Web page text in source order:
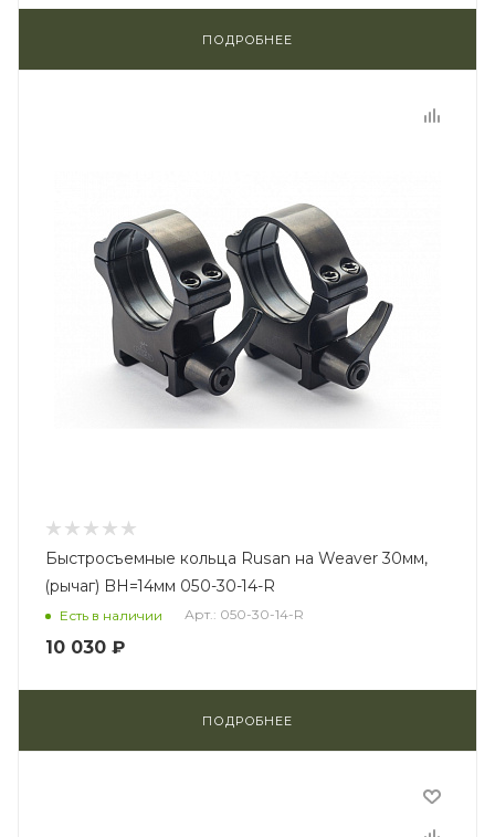
ПОДРОБНЕЕ
Быстросъемные кольца Rusan на Weaver 30мм,
(рычаг) BH=14мм 050-30-14-R
Есть в наличии Арт.: 050-30-14-R
10 030 ₽
ПОДРОБНЕЕ